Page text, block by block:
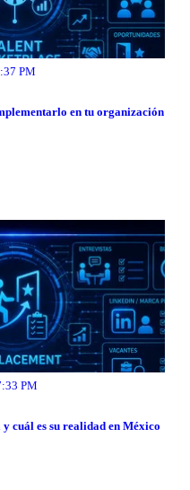
PM
en tu organización
PM
cuál es su realidad en México